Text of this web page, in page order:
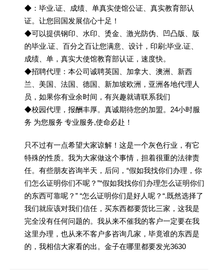
◆：毕业.证、成绩、单真实使馆公证、真实教育部认
证。让您回国发展信心十足！
◆可以提供钢印、水印、烫金、激光防伪、凹凸版、版
的毕业.证、百分之百让您满意、设计，印刷;毕业.证、
成绩、单，真实大使馆教育部认证，速度快。
◆招聘代理：本公司诚聘英国、加拿大、澳洲、新西
兰、美国、法国、德国、新加坡欧洲，亚洲各地代理人
员，如果你有业余时间，有兴趣就请联系我们
◆校园代理，报酬丰厚。真诚期待您的加盟。24小时服
务 为您服务 专业服务,使命必赴！
只不过有一点希望大家谅解！这是一个灰色行业，有它
特殊的性质。我为大家做这个事情，担着很重的法律责
任。有些朋友咨询半天，后问，“假如我找你们办理，你
们怎么证明你们不呢？”“假如我找你们办理怎么证明你们
的东西可靠呢？” “怎么证明你们是好人呢？“.既然选择了
我们就应该对我们信任，买东西都要货比三家，这我是
完全没有任何问题的。我从来不催我的客户一定要在我
这里办理，也从来不客户多咨询几家，毕竟谁的东西是
的，我相信大家看的出。金子在哪里都要发光3630